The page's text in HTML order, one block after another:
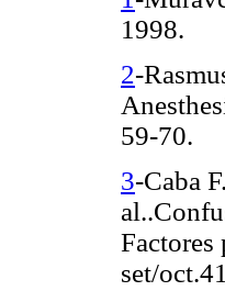
1998.
2-
59-70.
3-Caba
Factores
set/